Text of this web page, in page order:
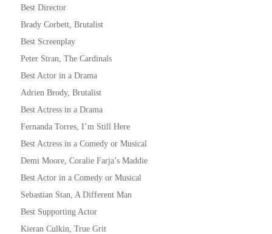
Best Director
Brady Corbett, Brutalist
Best Screenplay
Peter Stran, The Cardinals
Best Actor in a Drama
Adrien Brody, Brutalist
Best Actress in a Drama
Fernanda Torres, I’m Still Here
Best Actress in a Comedy or Musical
Demi Moore, Coralie Farja’s Maddie
Best Actor in a Comedy or Musical
Sebastian Stan, A Different Man
Best Supporting Actor
Kieran Culkin, True Grit